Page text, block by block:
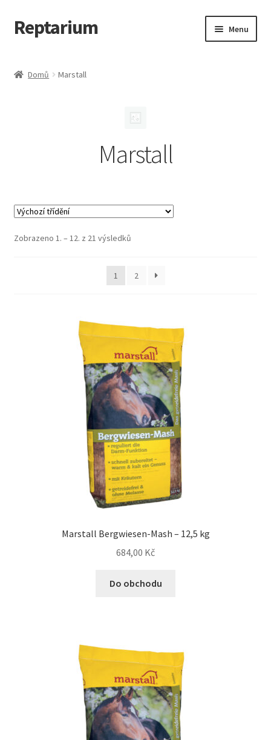
Přeskočit
na
Přejít
k
webu
Reptarium Menu
Malá zvířata — Klece, krmivo, vybavení
Pokladna
Concept for Life pro kočky — Krmivo pro každou životní
Feringa pro kočky — Lisované za studena a přírodní
Fontány pro kočky
Granule pro kočky
Hill’s pro kočky — Veterinární a prémiová výživa
N&D Farmina pro kočky — Italské holistic krmivo
Odpočívadla pro kočky
Purizon pro kočky
Royal Canin pro kočky
Škrabadla pro kočky
Domů Marstall
Marstall
Zobrazeno 1. – 12. z 21 výsledků
1 2
Marstall Bergwiesen-Mash – 12,5 kg
684,00 Kč
Do obchodu